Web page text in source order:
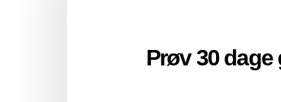
Prøv 30 dage